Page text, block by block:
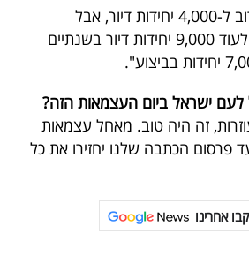
"אנחנו בביצוע של קרוב ל-4,000 יחידות דיור, אבל
אמורים לקבל היתרים לעוד 9,000 יחידות דיור בשנתיים
ישראל ביום העצמאות הזה?
זה היה טוב. מאחל עצמאות
פרסום הכתבה שלנו יחזירו את כל
אחרינו